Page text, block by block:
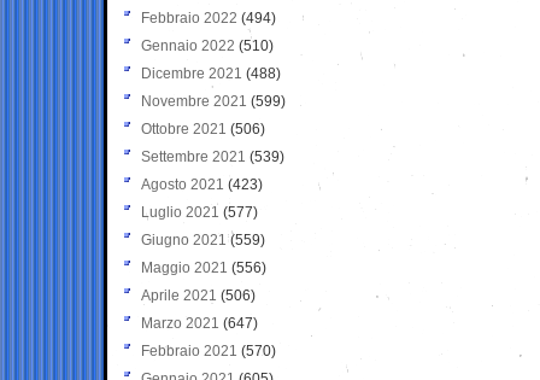
Febbraio 2022 (494)
Gennaio 2022 (510)
Dicembre 2021 (488)
Novembre 2021 (599)
Ottobre 2021 (506)
Settembre 2021 (539)
Agosto 2021 (423)
Luglio 2021 (577)
Giugno 2021(559)
Maggio 2021 (556)
Aprile 2021 (506)
Marzo 2021 (647)
Febbraio 2021 (570)